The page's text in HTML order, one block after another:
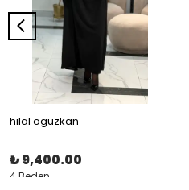
hilal oguzkan
₺ 9,400.00
4 Beden